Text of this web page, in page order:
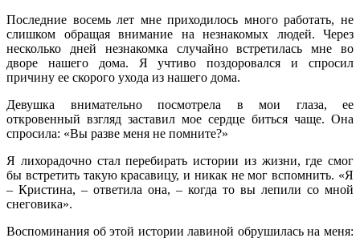
Последние восемь лет мне приходилось много работать, не
слишком обращая внимание на незнакомых людей. Через
несколько дней незнакомка случайно встретилась мне во
дворе нашего дома. Я учтиво поздоровался и спросил
причину ее скорого ухода из нашего дома.
Девушка внимательно посмотрела в мои глаза, ее
откровенный взгляд заставил мое сердце биться чаще. Она
спросила: «Вы разве меня не помните?»
Я лихорадочно стал перебирать истории из жизни, где смог
бы встретить такую красавицу, и никак не мог вспомнить. «Я
– Кристина, – ответила она, – когда то вы лепили со мной
снеговика».
Воспоминания об этой истории лавиной обрушилась на меня: